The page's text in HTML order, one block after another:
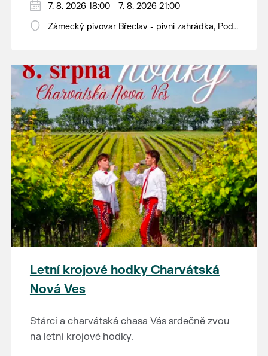
7. 8. 2026 18:00 - 7. 8. 2026 21:00
Zámecký pivovar Břeclav - pivní zahrádka, Pod
Letní krojové hodky Charvátská
Nová Ves
Stárci a charvátská chasa Vás srdečně zvou
na letní krojové hodky.